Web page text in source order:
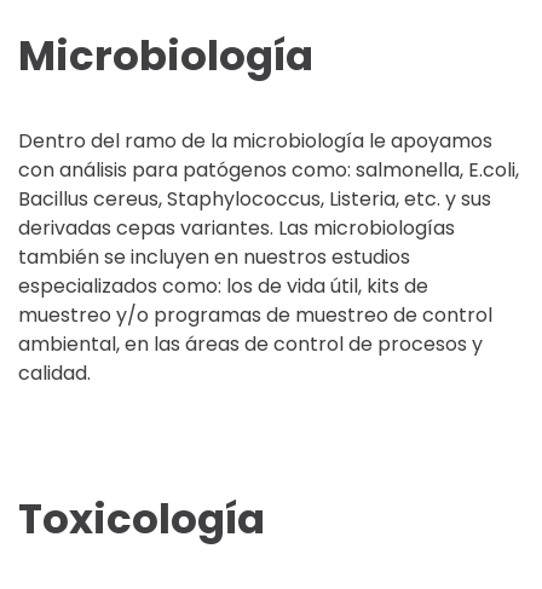
Microbiología
Dentro del ramo de la microbiología le apoyamos
con análisis para patógenos como: salmonella, E.coli,
Bacillus cereus, Staphylococcus, Listeria, etc. y sus
derivadas cepas variantes. Las microbiologías
también se incluyen en nuestros estudios
especializados como: los de vida útil, kits de
muestreo y/o programas de muestreo de control
ambiental, en las áreas de control de procesos y
calidad.
Toxicología